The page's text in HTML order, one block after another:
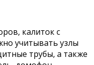
калиток с
учитывать узлы
трубы, а также